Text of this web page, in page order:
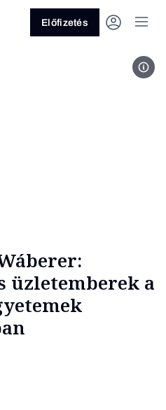
Előfizetés
üzletemberek a